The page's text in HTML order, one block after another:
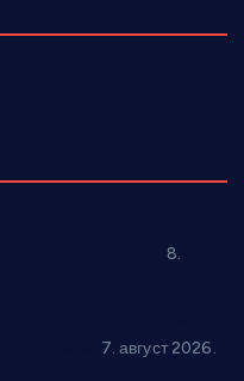
8.
7. август 2026.